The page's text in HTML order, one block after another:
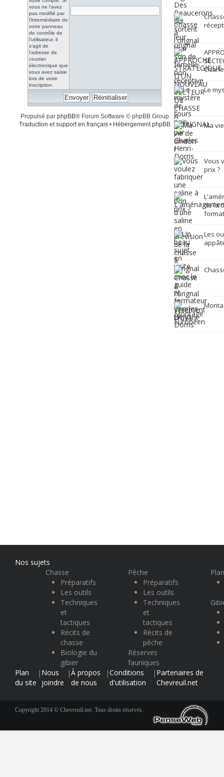
vous ne l’avez
pas modifié par
l’intermédiaire de
votre panneau
de contrôle de
l’utilisateur, il
s’agit de
l’adresse de
courrier
électronique que
vous avez saisie
lors de votre
inscription.
Propulsé par phpBB® Forum Software © phpBB Group
Traduction et support en français• Hébergement phpBB
Le
Ma
Vous
prix ?
de la
Les
Nos sujets
Chasse
Préparatifs
Les outils
Techniques
et
tactiques
Récits de
chasse
Biologie du
gibier
Pêche
Préparatifs
Les outils
Techniques
et
tactiques
Récits de
pêche
Réserves
fauniques
Plan
du site
| Nous
joindre
|À propos
de nous
|Conditions
d'utilisation
| Partenaires de
Chevreuil.net
Copyright 2014 © Chevreuil.net. Tous droits réservés.